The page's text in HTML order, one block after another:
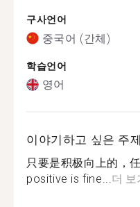
구사언어
중국어 (간체)
학습언어
영어
이야기하고 싶은 주제
只要是积极向上的，
positive is fine...더 보